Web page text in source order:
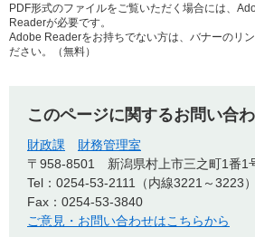
PDF形式のファイルをご覧いただく場合には、
Readerが必要です。
Adobe Readerをお持ちでない方は、バナーのリ
ださい。（無料）
このページに関するお問い合
財政課
財務管理室
〒958-8501
新潟県村上市三之町1番1
Tel：0254-53-2111（内線3221～3223）
Fax：0254-53-3840
ご意見・お問い合わせはこちらから